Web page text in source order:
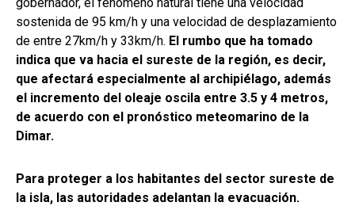
sostenida de 95 km/h y una velocidad de desplazamiento
de entre 27km/h y 33km/h. El rumbo que ha tomado
indica que va hacia el sureste de la región, es decir,
que afectará especialmente al archipiélago, además
el incremento del oleaje oscila entre 3.5 y 4 metros,
de acuerdo con el pronóstico meteomarino de la
Dimar.
Para proteger a los habitantes del sector sureste de
la isla, las autoridades adelantan la evacuación.